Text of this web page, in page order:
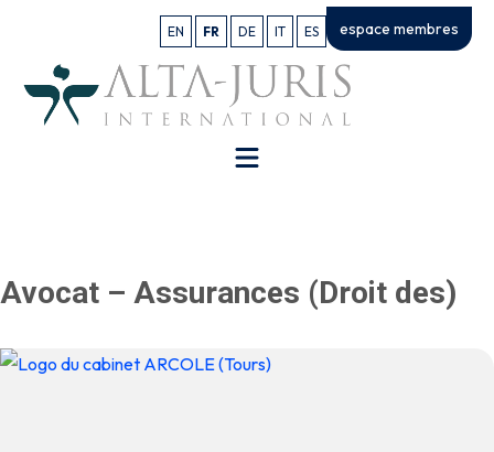
EN FR DE IT ES espace membres
Avocat – Assurances (Droit des)